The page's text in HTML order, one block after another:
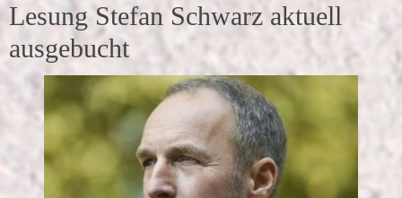
Lesung Stefan Schwarz aktuell
ausgebucht